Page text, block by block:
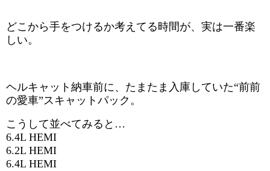
どこから手をつけるか考えてる時間が、実は一番楽
しい。
ヘルキャット納車前に、たまたま入庫していた“前前
の愛車”スキャットパック。
こうして並べてみると…
6.4L HEMI
6.2L HEMI
6.4L HEMI